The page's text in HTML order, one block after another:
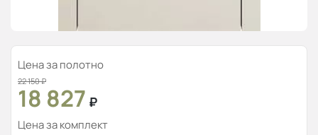
Цена за полотно
22 150₽
18 827 ₽
Цена за комплект